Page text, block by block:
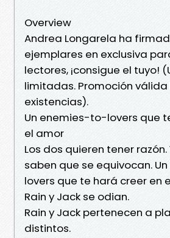
Overview
Andrea Longarela ha
ejemplares en exclusiva
lectores, ¡consigue el tuyo!
limitadas. Promoción
existencias).
Un enemies-to-lovers que
el amor
Los dos quieren tener razón.
saben que se equivocan.
lovers que te hará creer en
Rain y Jack se odian.
Rain y Jack pertenecen a
distintos.